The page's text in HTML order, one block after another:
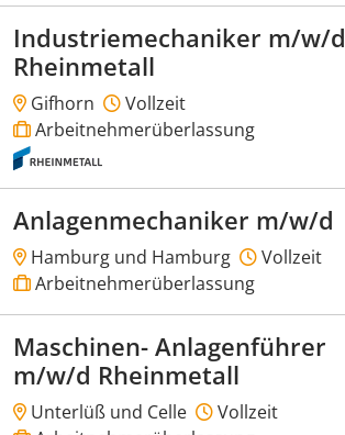
Industriemechaniker m/w/d
Rheinmetall
Gifhorn
Vollzeit
Arbeitnehmerüberlassung
Anlagenmechaniker m/w/d
Hamburg und Hamburg
Vollzeit
Arbeitnehmerüberlassung
Maschinen- Anlagenführer
m/w/d Rheinmetall
Unterlüß und Celle
Vollzeit